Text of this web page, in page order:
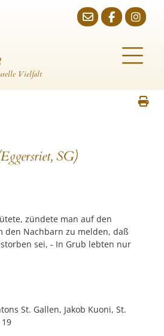
Vielfalt
SG)
zündete man auf den
den Nachbarn zu melden, daß
sei, - In Grub lebten nur
St. Gallen, Jakob Kuoni, St.